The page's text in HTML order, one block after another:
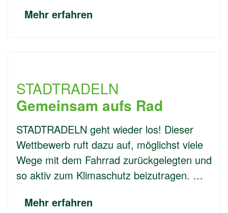
Mehr erfahren
STADTRADELN
Gemeinsam aufs Rad
STADTRADELN geht wieder los! Dieser
Wettbewerb ruft dazu auf, möglichst viele
Wege mit dem Fahrrad zurückgelegten und
so aktiv zum Klimaschutz beizutragen. …
Mehr erfahren